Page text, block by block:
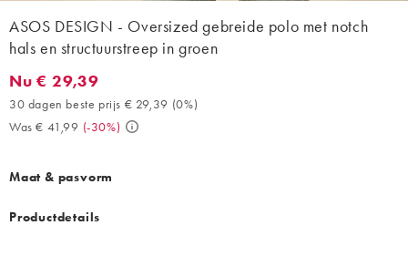
ASOS DESIGN - Oversized gebreide polo met notch
hals en structuurstreep in groen
Nu € 29,39. 30 dagen beste prijs € 29,39 (0%). Was € 41,99. (-
Nu € 29,39
30 dagen beste prijs € 29,39 (0%)
Was € 41,99 (-30%)
Maat & pasvorm
Productdetails